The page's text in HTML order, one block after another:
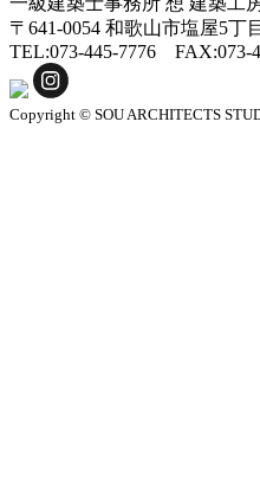
ー
〒641-0054 和歌山市塩屋5丁
TEL:073-445-7776 FAX:073-
Copyright © SOU ARCHITECTS